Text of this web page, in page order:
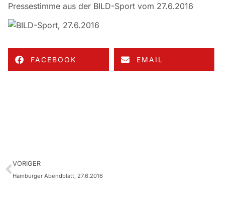
Pressestimme aus der BILD-Sport vom 27.6.2016
FACEBOOK EMAIL
VORIGER
Hamburger Abendblatt, 27.6.2016